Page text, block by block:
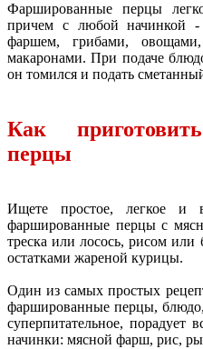
Фаршированные перцы
причем с любой начинкой
фаршем, грибами,
макаронами. При подаче
он томился и подать
Как
перцы
Ищете простое, легкое и
фаршированные перцы с
треска или лосось, рисом
остатками жареной курицы.
Один из самых простых
фаршированные перцы,
суперпитательное,
начинки: мясной фарш, рис,